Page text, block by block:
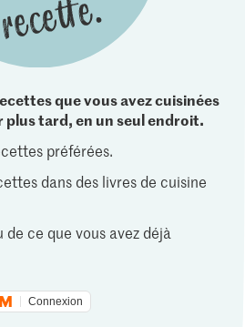
que vous avez cuisinées
plus tard, en un seul endroit.
préférées.
dans des livres de cuisine
de ce que vous avez déjà
Connexion